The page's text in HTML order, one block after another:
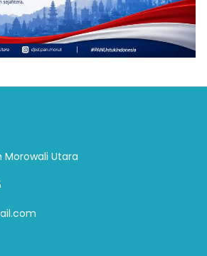
Morowali Utara